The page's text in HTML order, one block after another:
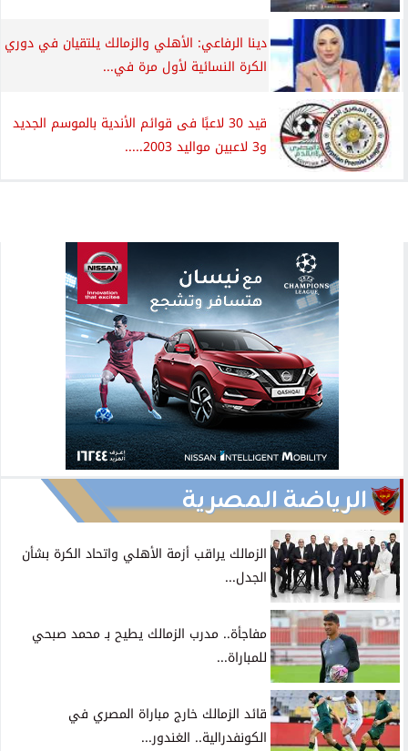
دينا الرفاعي: الأهلي والزمالك يلتقيان في دوري
الكرة النسائية لأول مرة في...
قيد 30 لاعبًا فى قوائم الأندية بالموسم الجديد
و3 لاعبين مواليد 2003.....
الرياضة المصرية
الزمالك يراقب أزمة الأهلي واتحاد الكرة بشأن
الجدل...
مفاجأة.. مدرب الزمالك يطيح بـ محمد صبحي
للمباراة...
قائد الزمالك خارج مباراة المصري في
الكونفدرالية.. الغندور...